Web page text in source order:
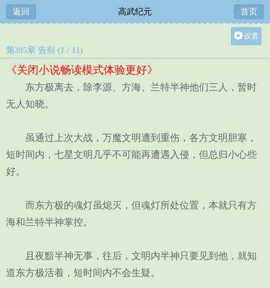
返回 高武纪元 首页
设置
中
第395章 告别 (1 / 11)
《关闭小说畅读模式体验更好》
东方极离去，除李源、方海、兰特半神他们三人，暂时
无人知晓。
虽通过上次大战，万魔文明遭到重伤，各方文明胆寒，
短时间内，七星文明几乎不可能再遭遇入侵，但总归小心些
好。
而东方极的魂灯虽熄灭，但魂灯所处位置，本就只有方
海和兰特半神掌控。
且夜黯半神无事，往后，文明内半神只要见到他，就知
道东方极活着，短时间内不会生疑。